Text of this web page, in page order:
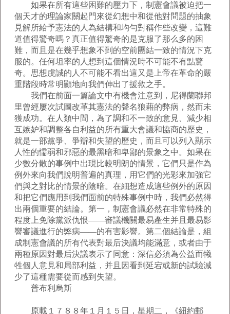
如果在所有這些困難的壓力下，制憲會議被迫把一
個天才的理論家關起門來從幻想中和從他對問題的抽象
見解所給予憲法的人為結構和均勻對稱作些改變，這難
道值得驚奇嗎？真正值得驚奇的是克服了那么多的困
難，而且是在幾乎想象不到的空前團結一致的情況下克
服的。任何坦率的人想到這個情況時不可能不有點驚
奇。思想虔誠的人不可能不看出這又是上帝在革命的嚴
重階段時常明顯地向我們伸出了援救之手。
我們在前面一篇論文中有機會注意到，尼得蘭聯邦
里曾經屢次試圖改革其憲法的聲名狼藉的弊病，然而未
獲成功。在人類中間，為了調和不一致的意見、減少相
互嫉妒和調整各自利益的所有重大會議和協商的歷史，
就是一部黨爭、爭辯和失望的歷史，而且可以列入顯示
人性的懦弱和邪惡的最黑暗和卑鄙的景象之中。如果在
少數分散的事例中出現比較明朗的情景，它們只是作為
例外來向我們說明普遍的真理，用它們的光彩來加強它
們與之對比的情景的陰暗。在細想造成這些例外的原因
和把它們應用到我們面前的特殊事例中時，我們必然得
出兩個重要的結論。第一，制憲會議必然在非常特殊的
程度上免除黨派仇恨——審議機關最易產生并且最易影
響審議進行的弊病——的有害影響。第二個結論是，組
成制憲會議的所有代表對最后決議均能滿意，或者由于
兩種原因對最后決議表示了同意：深信必須為公益而犧
牲個人意見和局部利益，并且因看到延宕或新的試驗減
少了這種需要從而感到失望。
普布利烏斯
原載１７８８年１月１５日，星期二，《紐約郵